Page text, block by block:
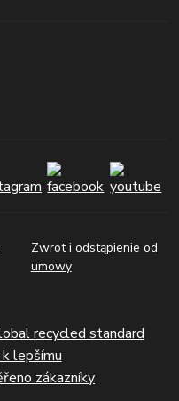
Zwrot i odstąpienie od
umowy